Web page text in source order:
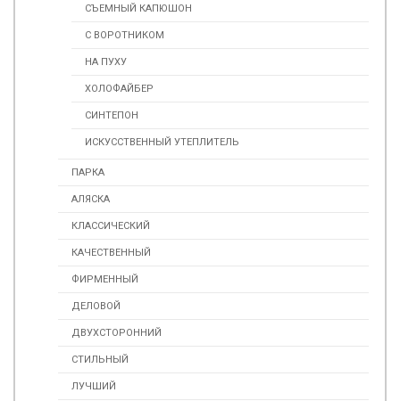
СЪЕМНЫЙ КАПЮШОН
С ВОРОТНИКОМ
НА ПУХУ
ХОЛОФАЙБЕР
СИНТЕПОН
ИСКУСCТВЕННЫЙ УТЕПЛИТЕЛЬ
ПАРКА
АЛЯСКА
КЛАССИЧЕСКИЙ
КАЧЕСТВЕННЫЙ
ФИРМЕННЫЙ
ДЕЛОВОЙ
ДВУХСТОРОННИЙ
СТИЛЬНЫЙ
ЛУЧШИЙ